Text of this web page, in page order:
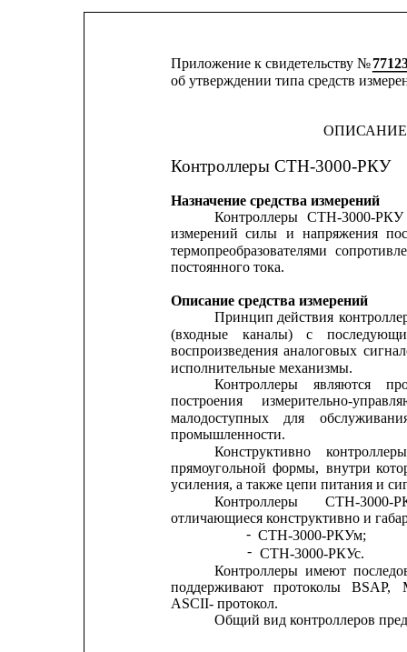
Приложение к свидетельству №
об утверждении типа средств
ОПИСАНИЕ
Контроллеры СТН-3000-РКУ
Назначение средства измерений
Контроллеры
СТН-3000-РКУ
измерений силы и напряжения
термопреобразователями
постоянного тока.
Описание средства измерений
Принцип действия
(входные
каналы) с
воспроизведения аналоговых
исполнительные механизмы.
Контроллеры
являются
построения
измерительно-
малодоступных
для
промышленности.
Конструктивно
контроллеры
прямоугольной формы, внутри
усиления, а также цепи питания и
Контроллеры
СТН-3000-
отличающиеся конструктивно и
- СТН-3000-РКУм;
- СТН-3000-РКУс.
Контроллеры имеют
поддерживают
протоколы BSAP,
ASCII- протокол.
Общий вид контроллеров